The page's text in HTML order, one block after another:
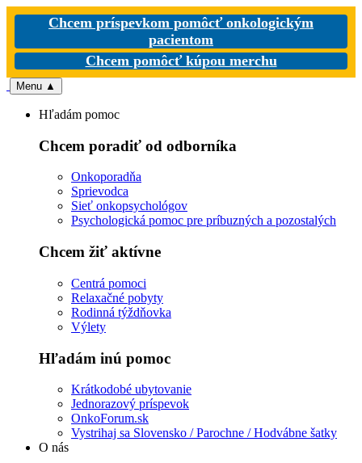
Chcem príspevkom pomôcť onkologickým
pacientom
Chcem pomôcť kúpou merchu
Menu ▲
Hľadám pomoc
Chcem poradiť od odborníka
Onkoporadňa
Sprievodca
Sieť onkopsychológov
Psychologická pomoc pre príbuzných a pozostalých
Chcem žiť aktívne
Centrá pomoci
Relaxačné pobyty
Rodinná týždňovka
Výlety
Hľadám inú pomoc
Krátkodobé ubytovanie
Jednorazový príspevok
OnkoForum.sk
Vystrihaj sa Slovensko / Parochne / Hodvábne šatky
O nás